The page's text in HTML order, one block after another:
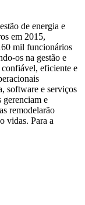
de energia e
em 2015,
mil funcionários
os na gestão e
confiável, eficiente e
software e serviços
gerenciam e
remodelarão
vidas. Para a